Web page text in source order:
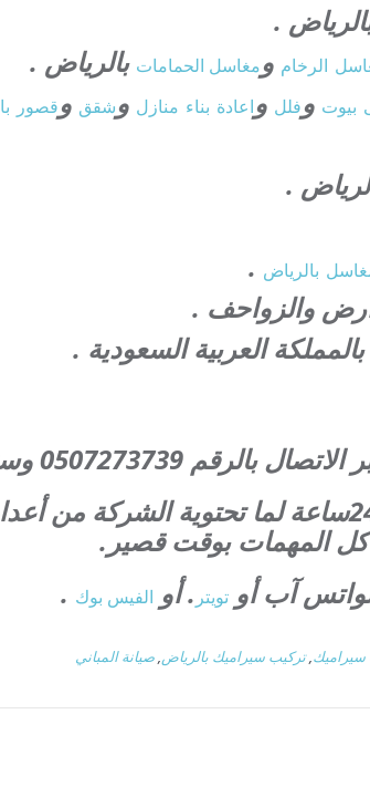
.
الرخام ومغاسل الحمامات بالرياض .
بيوت وفلل واعادة بناء منازل وشقق وقصور
.
بالرياض .
والزواحف .
العربية السعودية .
وسنقوم بحل مشكلتك والتعاون معك.
فنحن متاحين خلال ال24ساعة لما تحتوية
كل المهمات بوقت قصير.
آب أو تويتر . أو الفيس بوك .
سيراميك,تركيب سيراميك بالرياض,صيانة المباني